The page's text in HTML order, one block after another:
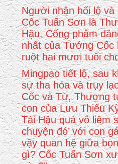
Người nhận hối lộ và
Cốc Tuấn Sơn là
Hậu. Cống phẩm
nhất của Tướng Cốc
ruột hai mươi tuổi
Mingpao tiết lộ, sau
sự tha hóa và trụy
Cốc và Từ, Thượng
con của Lưu Thiếu
Tài Hậu quá vô liêm
chuyện đó’ với con
vậy quan hệ giữa
gì? Cốc Tuấn Sơn